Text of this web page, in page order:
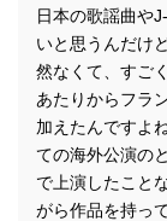
日本の歌謡曲や
いと思うんだけ
然なくて、すご
あたりからフラ
加えたんですよ
ての海外公演の
で上演したこと
がら作品を持っ